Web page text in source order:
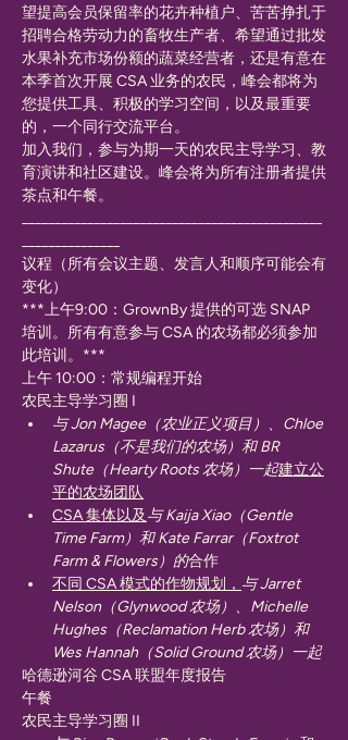
望提高会员保留率的花卉种植户、苦苦挣扎于
招聘合格劳动力的畜牧生产者、希望通过批发
水果补充市场份额的蔬菜经营者，还是有意在
本季首次开展 CSA 业务的农民，峰会都将为
您提供工具、积极的学习空间，以及最重要
的，一个同行交流平台。
加入我们，参与为期一天的农民主导学习、教
育演讲和社区建设。峰会将为所有注册者提供
茶点和午餐。
议程（所有会议主题、发言人和顺序可能会有
变化）
***上午9:00：GrownBy 提供的可选 SNAP
培训。所有有意参与 CSA 的农场都必须参加
此培训。***
上午 10:00：常规编程开始
农民主导学习圈 I
与 Jon Magee（农业正义项目）、Chloe
Lazarus（不是我们的农场）和 BR
Shute（Hearty Roots 农场）一起建立公
平的农场团队
CSA 集体以及与 Kaija Xiao（Gentle
Time Farm）和 Kate Farrar（Foxtrot
Farm & Flowers）的合作
不同 CSA 模式的作物规划， 与 Jarret
Nelson（Glynwood 农场）、Michelle
Hughes（Reclamation Herb 农场）和
Wes Hannah（Solid Ground 农场）一起
哈德逊河谷 CSA 联盟年度报告
午餐
农民主导学习圈 II